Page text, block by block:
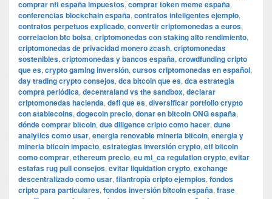
comprar nft españa impuestos, comprar token meme españa,
conferencias blockchain españa, contratos inteligentes ejemplo,
contratos perpetuos explicado, convertir criptomonedas a euros,
correlacion btc bolsa, criptomonedas con staking alto rendimiento,
criptomonedas de privacidad monero zcash, criptomonedas
sostenibles, criptomonedas y bancos españa, crowdfunding cripto
que es, crypto gaming inversión, cursos criptomonedas en español,
day trading crypto consejos, dca bitcoin que es, dca estrategia
compra periódica, decentraland vs the sandbox, declarar
criptomonedas hacienda, defi que es, diversificar portfolio crypto
con stablecoins, dogecoin precio, donar en bitcoin ONG españa,
dónde comprar bitcoin, due diligence cripto como hacer, dune
analytics como usar, energia renovable mineria bitcoin, energia y
mineria bitcoin impacto, estrategias inversión crypto, etf bitcoin
como comprar, ethereum precio, eu mi_ca regulation crypto, evitar
estafas rug pull consejos, evitar liquidation crypto, exchange
descentralizado como usar, filantropía cripto ejemplos, fondos
cripto para particulares, fondos inversión bitcoin españa, frase